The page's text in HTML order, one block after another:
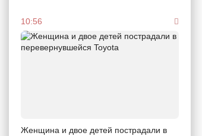
10:56
Женщина и двое детей пострадали в